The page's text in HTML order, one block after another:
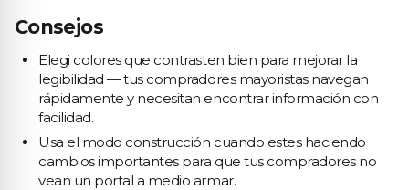
Consejos
Elegi colores que contrasten bien para mejorar la
legibilidad — tus compradores mayoristas navegan
rápidamente y necesitan encontrar información con
facilidad.
Usa el modo construcción cuando estes haciendo
cambios importantes para que tus compradores no
vean un portal a medio armar.